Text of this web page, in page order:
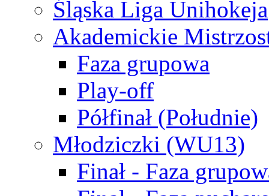
Śląska Liga Unihokeja
Akademickie
Faza grupowa
Play-off
Półfinał (Południe)
Młodziczki (WU13)
Finał - Faza